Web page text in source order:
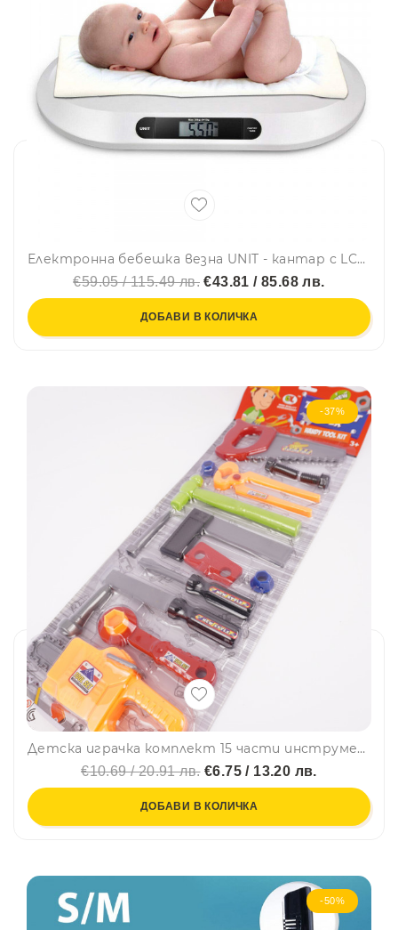
Електронна бебешка везна UNIT - кантар с LCD дисплей, до 20 кг
€59.05 / 115.49 лв. €43.81 / 85.68 лв.
ДОБАВИ В КОЛИЧКА
-37%
Детска играчка комплект 15 части инструменти 618-2
€10.69 / 20.91 лв.€6.75 / 13.20 лв.
ДОБАВИ В КОЛИЧКА
-50%